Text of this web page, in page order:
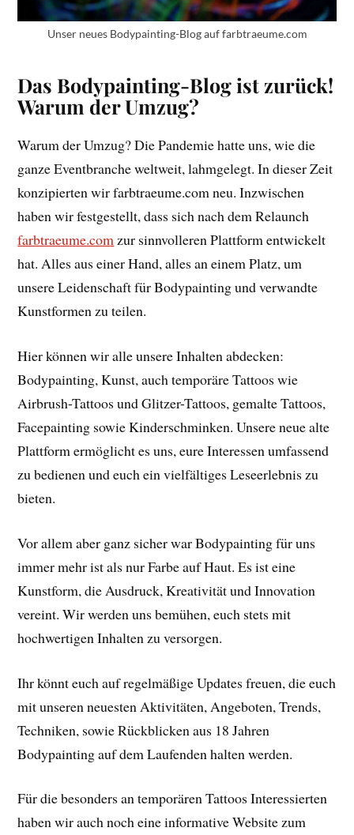
Unser neues Bodypainting-Blog auf farbtraeume.com
Das Bodypainting-Blog ist zurück!
Warum der Umzug?
Warum der Umzug? Die Pandemie hatte uns, wie die
ganze Eventbranche weltweit, lahmgelegt. In dieser Zeit
konzipierten wir farbtraeume.com neu. Inzwischen
haben wir festgestellt, dass sich nach dem Relaunch
farbtraeume.comzur sinnvolleren Plattform entwickelt
hat. Alles aus einer Hand, alles an einem Platz, um
unsere Leidenschaft für Bodypainting und verwandte
Kunstformen zu teilen.
Hier können wir alle unsere Inhalten abdecken:
Bodypainting, Kunst, auch temporäre Tattoos wie
Airbrush-Tattoos und Glitzer-Tattoos, gemalte Tattoos,
Facepainting sowie Kinderschminken. Unsere neue alte
Plattform ermöglicht es uns, eure Interessen umfassend
zu bedienen und euch ein vielfältiges Leseerlebnis zu
bieten.
Vor allem aber ganz sicher war Bodypainting für uns
immer mehr ist als nur Farbe auf Haut. Es ist eine
Kunstform, die Ausdruck, Kreativität und Innovation
vereint. Wir werden uns bemühen, euch stets mit
hochwertigen Inhalten zu versorgen.
Ihr könnt euch auf regelmäßige Updates freuen, die euch
mit unseren neuesten Aktivitäten, Angeboten, Trends,
Techniken, sowie Rückblicken aus 18 Jahren
Bodypainting auf dem Laufenden halten werden.
Für die besonders an temporären Tattoos Interessierten
haben wir auch noch eine informative Website zum